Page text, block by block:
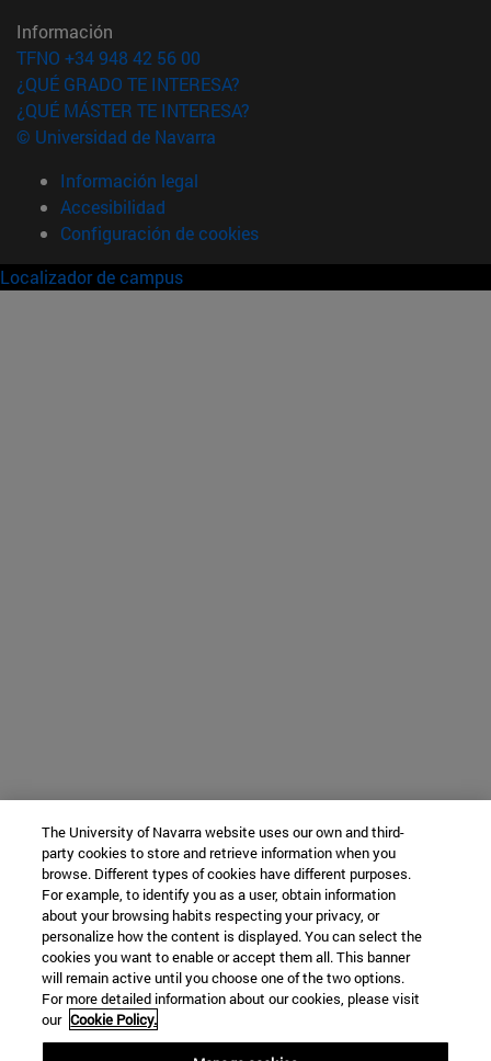
Información
TFNO +34 948 42 56 00
¿QUÉ GRADO TE INTERESA?
¿QUÉ MÁSTER TE INTERESA?
© Universidad de Navarra
Información legal
Accesibilidad
Configuración de cookies
Localizador de campus
The University of Navarra website uses our own and third-
party cookies to store and retrieve information when you
browse. Different types of cookies have different purposes.
For example, to identify you as a user, obtain information
about your browsing habits respecting your privacy, or
personalize how the content is displayed. You can select the
cookies you want to enable or accept them all. This banner
will remain active until you choose one of the two options.
For more detailed information about our cookies, please visit
our Cookie Policy.